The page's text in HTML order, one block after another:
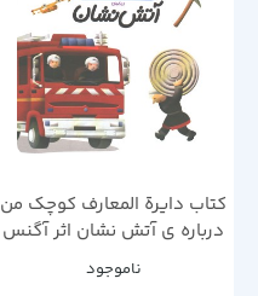
کتاب دایرة المعارف کوچک من
درباره ی آتش نشان اثر آگنس
واندویل
ناموجود